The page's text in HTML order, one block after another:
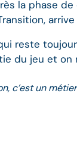
la phase
reste
du jeu et
c’est un